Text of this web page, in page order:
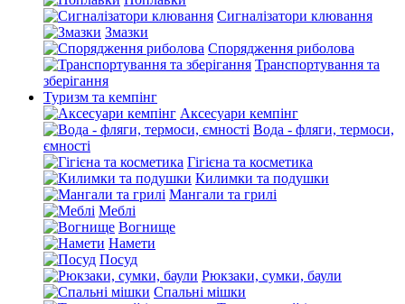
Сигналізатори клювання
Змазки
Спорядження риболова
Транспортування та
зберігання
Туризм та кемпінг
Аксесуари кемпінг
Вода - фляги, термоси,
ємності
Гігієна та косметика
Килимки та подушки
Мангали та грилі
Меблі
Вогнище
Намети
Посуд
Рюкзаки, сумки, баули
Спальні мішки